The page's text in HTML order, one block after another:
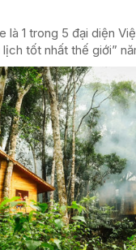
là 1 trong 5 đại diện
tốt nhất thế giới”